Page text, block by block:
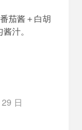
茄酱＋白胡
汁。
日